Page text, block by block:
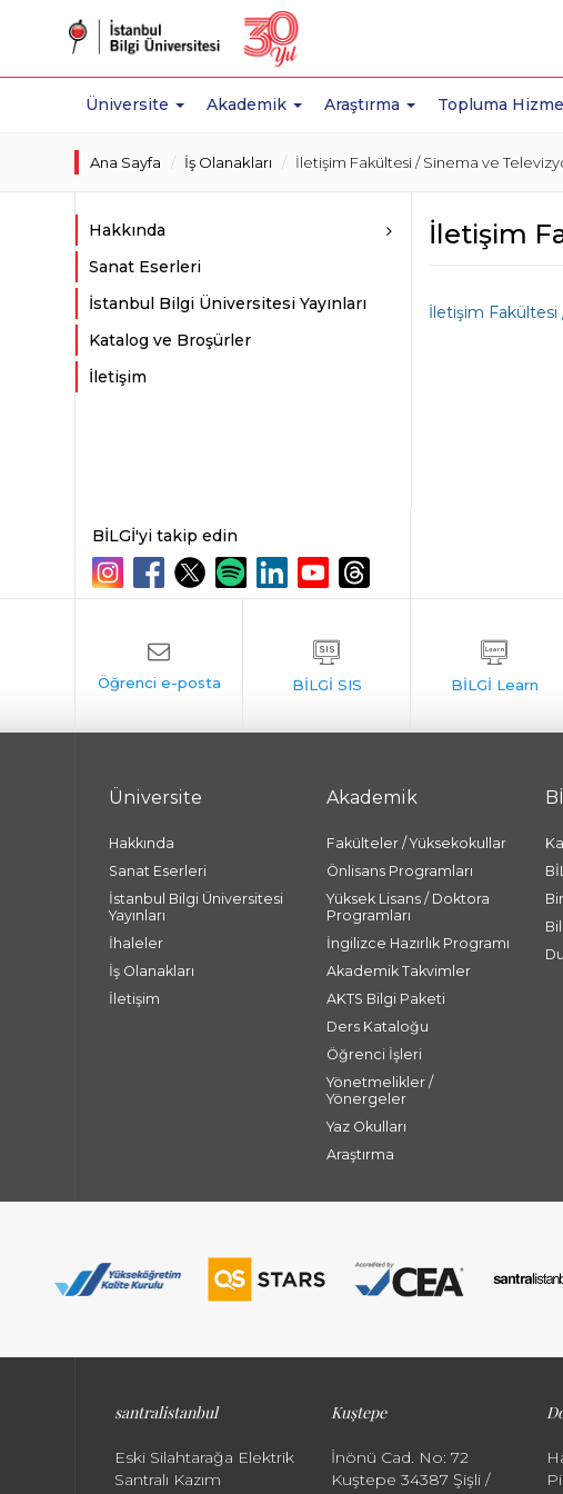
Üniversite Akademik Araştırma Topluma
Ana Sayfa İş Olanakları İletişim Fakültesi / Sinema ve
Hakkında
Sanat Eserleri
İstanbul Bilgi Üniversitesi Yayınları
Katalog ve Broşürler
İletişim
İletişim
İletişim Fakültesi
BİLGİ'yi takip edin
Üniversite
Hakkında
Sanat Eserleri
İstanbul Bilgi Üniversitesi
Yayınları
İhaleler
İş Olanakları
İletişim
Akademik
Fakülteler / Yüksekokullar
Önlisans Programları
Yüksek Lisans / Doktora
Programları
İngilizce Hazırlık Programı
Akademik Takvimler
AKTS Bilgi Paketi
Ders Kataloğu
Öğrenci İşleri
Yönetmelikler /
Yönergeler
Yaz Okulları
Araştırma
santralistanbul
Eski Silahtarağa Elektrik
Santralı Kazım
Kuştepe
İnönü Cad. No: 72
Kuştepe 34387 Şişli /